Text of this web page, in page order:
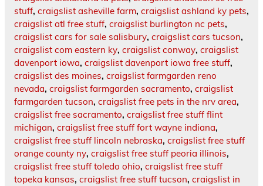
stuff, craigslist asheville farm, craigslist ashland ky pets,
craigslist atl free stuff, craigslist burlington nc pets,
craigslist cars for sale salisbury, craigslist cars tucson,
craigslist com eastern ky, craigslist conway, craigslist
davenport iowa, craigslist davenport iowa free stuff,
craigslist des moines, craigslist farmgarden reno
nevada, craigslist farmgarden sacramento, craigslist
farmgarden tucson, craigslist free pets in the nrv area,
craigslist free sacramento, craigslist free stuff flint
michigan, craigslist free stuff fort wayne indiana,
craigslist free stuff lincoln nebraska, craigslist free stuff
orange county ny, craigslist free stuff peoria illinois,
craigslist free stuff toledo ohio, craigslist free stuff
topeka kansas, craigslist free stuff tucson, craigslist in